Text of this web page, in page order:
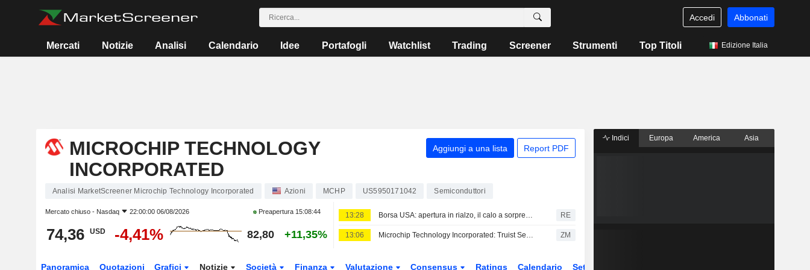
Accedi Abbonati
Mercati Notizie Analisi Calendario Idee Portafogli Watchlist Trading Screener Strumenti Top Titoli Edizione Italia
MICROCHIP TECHNOLOGY
INCORPORATED
Aggiungi a una lista Report PDF
Analisi MarketScreener Microchip Technology Incorporated Azioni MCHP US5950171042 Semiconduttori
Mercato chiuso - Nasdaq 22:00:00 06/08/2026 Preapertura 15:08:44
74,36 USD -4,41% 82,80 +11,35%
13:28 Borsa USA: apertura in rialzo, il calo a sorpresa dei posti di lavoro raffredda le scommesse sui tassi RE
13:06 Microchip Technology Incorporated: Truist Securities conferma il giudizio Neutral ZM
Panoramica Quotazioni Grafici Notizie Società Finanza Valutazione Consensus Ratings Calendario Settore
Indici Europa America Asia